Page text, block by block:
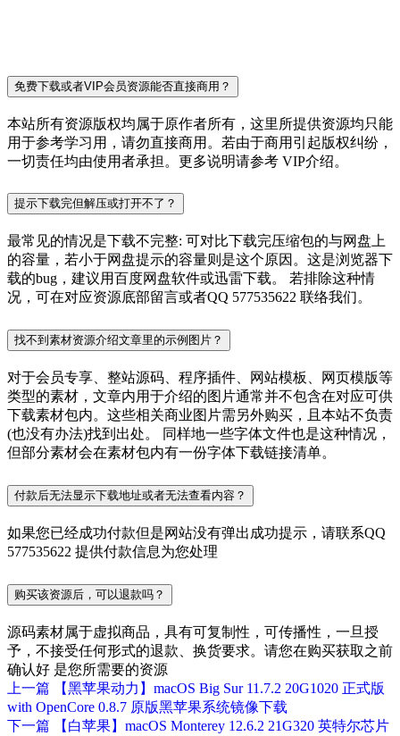
免费下载或者VIP会员资源能否直接商用？
本站所有资源版权均属于原作者所有，这里所提供资源均只能
用于参考学习用，请勿直接商用。若由于商用引起版权纠纷，
一切责任均由使用者承担。更多说明请参考 VIP介绍。
提示下载完但解压或打开不了？
最常见的情况是下载不完整: 可对比下载完压缩包的与网盘上
的容量，若小于网盘提示的容量则是这个原因。这是浏览器下
载的bug，建议用百度网盘软件或迅雷下载。 若排除这种情
况，可在对应资源底部留言或者QQ 577535622 联络我们。
找不到素材资源介绍文章里的示例图片？
对于会员专享、整站源码、程序插件、网站模板、网页模版等
类型的素材，文章内用于介绍的图片通常并不包含在对应可供
下载素材包内。这些相关商业图片需另外购买，且本站不负责
(也没有办法)找到出处。 同样地一些字体文件也是这种情况，
但部分素材会在素材包内有一份字体下载链接清单。
付款后无法显示下载地址或者无法查看内容？
如果您已经成功付款但是网站没有弹出成功提示，请联系QQ
577535622 提供付款信息为您处理
购买该资源后，可以退款吗？
源码素材属于虚拟商品，具有可复制性，可传播性，一旦授
予，不接受任何形式的退款、换货要求。请您在购买获取之前
确认好 是您所需要的资源
上一篇
【黑苹果动力】macOS Big Sur 11.7.2 20G1020 正式版
with OpenCore 0.8.7 原版黑苹果系统镜像下载
下一篇
【白苹果】macOS Monterey 12.6.2 21G320 英特尔芯片